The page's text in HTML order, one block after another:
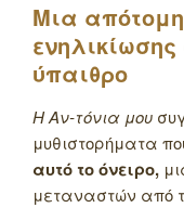
Μια
ύπαιθρο
Η Αν-τόνια μου
μυθιστορήματα
αυτό το όνειρο,
μεταναστών από